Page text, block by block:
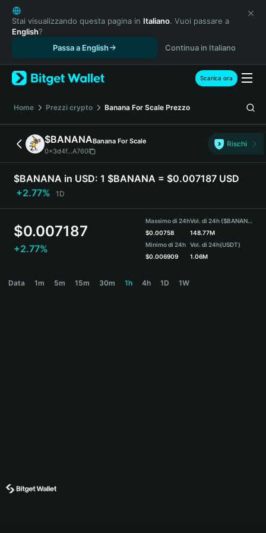
English
日本語
Tiếng Việt
Español (Latinoamérica)
Türkçe
Français
Deutsch
简体中文
繁體中文
Português (Portugal)
Bahasa Indonesia
ภาษาไทย
हिन्दी
Español
Português (Brasil)
Stai visualizzando questa pagina in Italiano. Vuoi passare a
English?
Passa a English
Continua in Italiano
Scarica ora
Home Prezzi crypto Banana For Scale Prezzo
$BANANABanana For Scale
0x3d4f...A760
Rischi
$BANANA in USD: 1 $BANANA = $0.007187 USD
+2.77%
1D
$0.007187
+2.77%
Massimo di 24h
$0.00758
Minimo di 24h
$0.006909
Vol. di 24h ($BANANA)
148.77M
Vol. di 24h(USDT)
1.06M
Data 1m 5m 15m 30m 1h 4h 1D 1W